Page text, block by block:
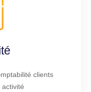
clients